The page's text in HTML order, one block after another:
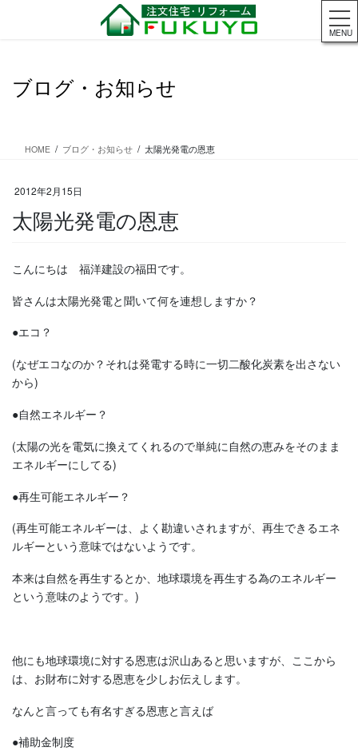
ブログ・お知らせ
HOME ブログ・お知らせ 太陽光発電の恩恵
2012年2月15日
太陽光発電の恩恵
こんにちは 福洋建設の福田です。
皆さんは太陽光発電と聞いて何を連想しますか？
●エコ？
(なぜエコなのか？それは発電する時に一切二酸化炭素を出さない
から)
●自然エネルギー？
(太陽の光を電気に換えてくれるので単純に自然の恵みをそのまま
エネルギーにしてる)
●再生可能エネルギー？
(再生可能エネルギーは、よく勘違いされますが、再生できるエネ
ルギーという意味ではないようです。
本来は自然を再生するとか、地球環境を再生する為のエネルギー
という意味のようです。)
他にも地球環境に対する恩恵は沢山あると思いますが、ここから
は、お財布に対する恩恵を少しお伝えします。
なんと言っても有名すぎる恩恵と言えば
●補助金制度
MENU